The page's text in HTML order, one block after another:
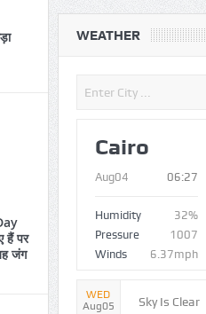
हैं पर
जंग
WEATHER
Cairo
Aug04 06:27
Humidity
32%
Pressure
1007
Winds
6.37mph
WED
Aug05
Sky Is Clear